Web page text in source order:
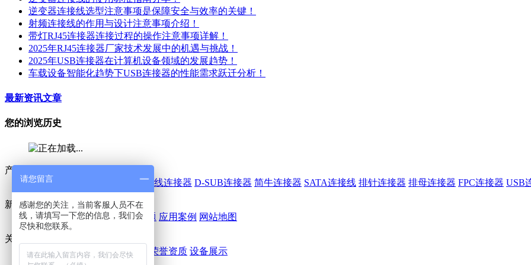
逆变器连接线选型注意事项是保障安全与效率的关键！
射频连接线的作用与设计注意事项介绍！
带灯RJ45连接器连接过程的操作注意事项详解！
2025年RJ45连接器厂家技术发展中的机遇与挑战！
2025年USB连接器在计算机设备领域的发展趋势！
车载设备智能化趋势下USB连接器的性能需求跃迁分析！
最新资讯文章
您的浏览历史
产品中心
线对板连接器
线对线连接器 D-SUB连接器 简牛连接器 SATA连接线 排针连接器 排母连接器 FPC连接器 USB
新闻 / 案例
鑫鹏博动态 行业动态 常见问题 应用案例 网站地图
关于我们
公司简介 企业文化 企业风采 荣誉资质 设备展示
请您留言
感谢您的关注，当前客服人员不在
线，请填写一下您的信息，我们会
尽快和您联系。